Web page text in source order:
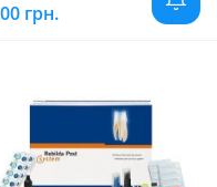
грн.